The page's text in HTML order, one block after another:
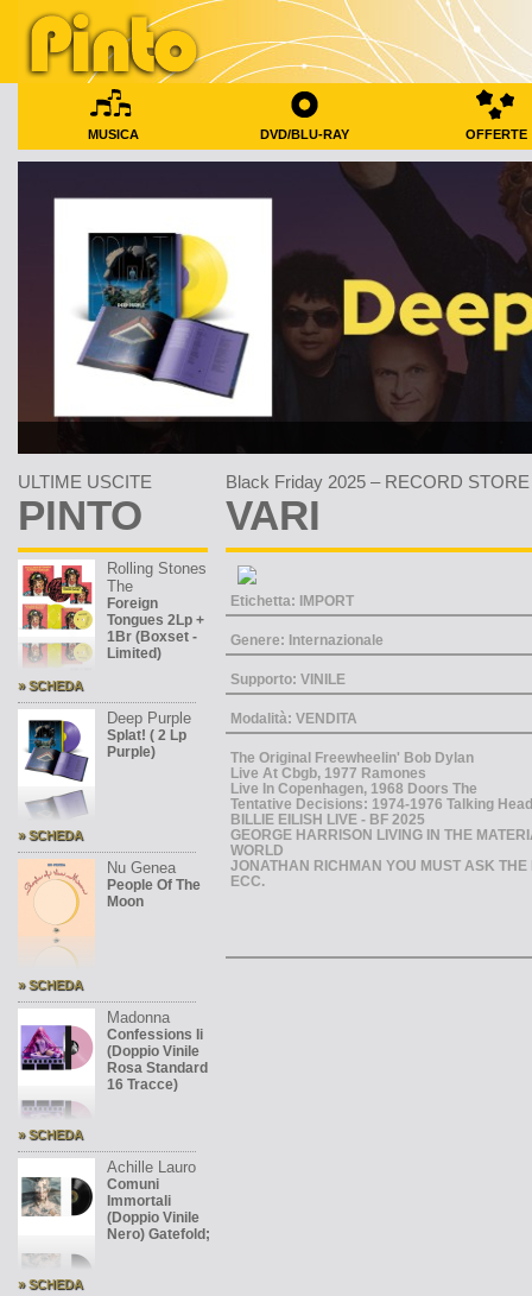
MUSICA DVD/BLU-RAY OFFERTE
ULTIME USCITE
PINTO
Rolling Stones
The
Foreign
Tongues 2Lp +
1Br (Boxset -
Limited)
» SCHEDA
Deep Purple
Splat! ( 2 Lp
Purple)
» SCHEDA
Nu Genea
People Of The
Moon
» SCHEDA
Madonna
Confessions Ii
(Doppio Vinile
Rosa Standard
16 Tracce)
» SCHEDA
Achille Lauro
Comuni
Immortali
(Doppio Vinile
Nero) Gatefold;
» SCHEDA
Black Friday 2025 – RECORD
VARI
Etichetta: IMPORT
Genere: Internazionale
Supporto: VINILE
Modalità: VENDITA
The Original Freewheelin' Bob Dylan
Live At Cbgb, 1977 Ramones
Live In Copenhagen, 1968 Doors The
Tentative Decisions: 1974-1976 Talking
BILLIE EILISH LIVE - BF 2025
GEORGE HARRISON LIVING IN THE
WORLD
JONATHAN RICHMAN YOU MUST ASK THE
ECC.